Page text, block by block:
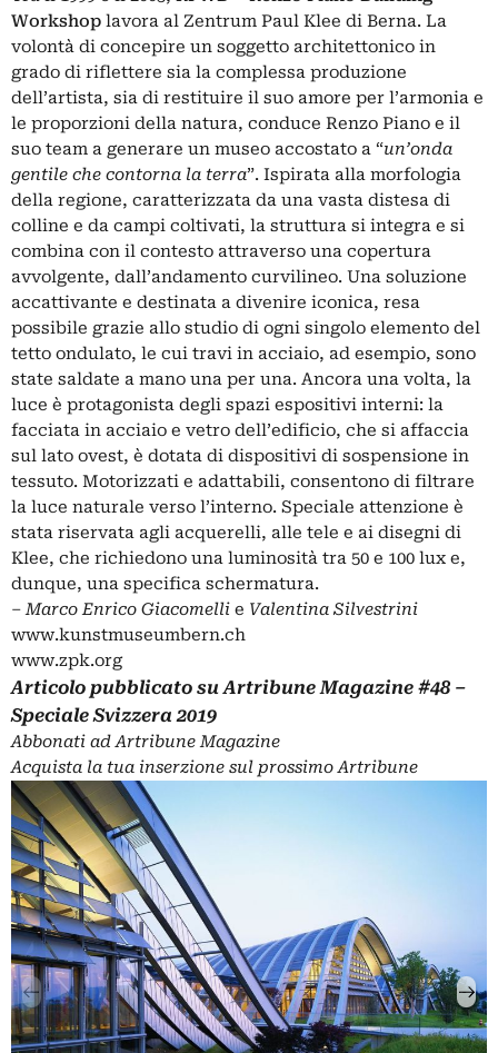
Workshop lavora al Zentrum Paul Klee di Berna. La
volontà di concepire un soggetto architettonico in
grado di riflettere sia la complessa produzione
dell’artista, sia di restituire il suo amore per l’armonia e
le proporzioni della natura, conduce Renzo Piano e il
suo team a generare un museo accostato a “un’onda
gentile che contorna la terra”. Ispirata alla morfologia
della regione, caratterizzata da una vasta distesa di
colline e da campi coltivati, la struttura si integra e si
combina con il contesto attraverso una copertura
avvolgente, dall’andamento curvilineo. Una soluzione
accattivante e destinata a divenire iconica, resa
possibile grazie allo studio di ogni singolo elemento del
tetto ondulato, le cui travi in acciaio, ad esempio, sono
state saldate a mano una per una. Ancora una volta, la
luce è protagonista degli spazi espositivi interni: la
facciata in acciaio e vetro dell’edificio, che si affaccia
sul lato ovest, è dotata di dispositivi di sospensione in
tessuto. Motorizzati e adattabili, consentono di filtrare
la luce naturale verso l’interno. Speciale attenzione è
stata riservata agli acquerelli, alle tele e ai disegni di
Klee, che richiedono una luminosità tra 50 e 100 lux e,
dunque, una specifica schermatura.
‒Marco Enrico Giacomelli e Valentina Silvestrini
www.kunstmuseumbern.ch
www.zpk.org
Articolo pubblicato su Artribune Magazine #48 –
Speciale Svizzera 2019
Abbonati ad Artribune Magazine
Acquista la tua inserzione sul prossimo Artribune